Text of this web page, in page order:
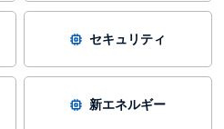
セキュリティ
新エネルギー